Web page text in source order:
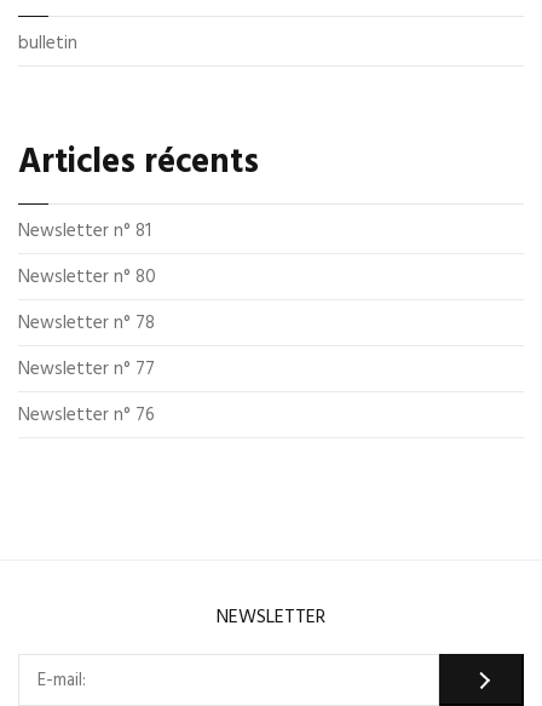
bulletin
Articles récents
Newsletter n° 81
Newsletter n° 80
Newsletter n° 78
Newsletter n° 77
Newsletter n° 76
NEWSLETTER